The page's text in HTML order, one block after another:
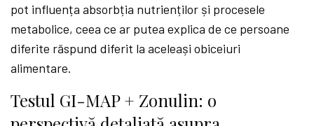
pot influența absorbția nutrienților și procesele
metabolice, ceea ce ar putea explica de ce persoane
diferite răspund diferit la aceleași obiceiuri
alimentare.
Testul GI-MAP + Zonulin: o